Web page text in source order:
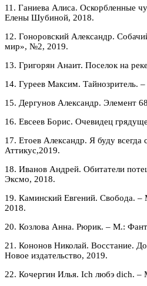
11. Ганиева Алиса. Оскорбленные
Елены Шубиной, 2018.
12. Гоноровский Александр.
мир», №2, 2019.
13. Григорян Анаит. Поселок на
14. Гуреев Максим. Тайнозритель.
15. Дергунов Александр. Элемент
16. Евсеев Борис. Очевидец
17. Етоев Александр. Я буду
Аттикус,2019.
18. Иванов Андрей. Обитатели
Эксмо, 2018.
19. Каминский Евгений. Свобода.
2018.
20. Козлова Анна. Рюрик. – М.:
21. Кононов Николай. Восстание.
Новое издательство, 2019.
22. Кочергин Илья. Ich любэ dich. –